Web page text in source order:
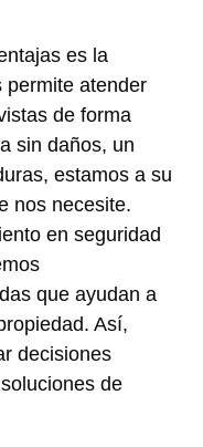
es la
permite atender
de forma
sin daños, un
estamos a su
nos necesite.
en seguridad
que ayudan a
Así,
decisiones
de